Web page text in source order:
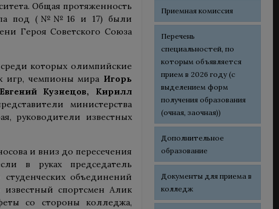
Общая протяженность
под (№№16 и 17) были
Героя Советского Союза
которых олимпийские
игр, чемпионы мира Игорь
Кузнецов, Кирилл
министерства
руководители известных
и вниз до пересечения
в руках председатель
объединений
спортсмен Алик
со стороны колледжа,
Приемная комиссия
Перечень
специальностей, по
которым объявляется
прием в 2026 году (с
выделением форм
получения образования
(очная, заочная))
Дополнительное
образование
Документы для приема в
колледж